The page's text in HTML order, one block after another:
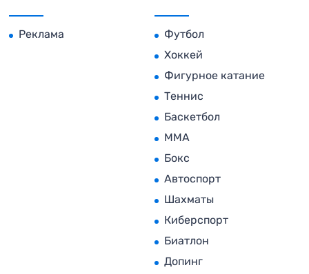
Реклама
Футбол
Хоккей
Фигурное катание
Теннис
Баскетбол
MMA
Бокс
Автоспорт
Шахматы
Киберспорт
Биатлон
Допинг